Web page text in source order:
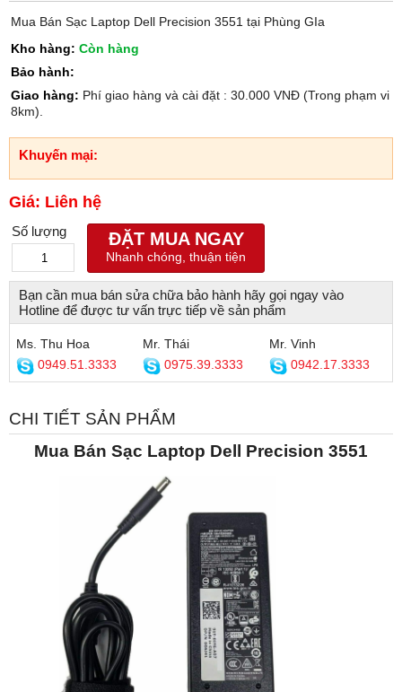
Mua Bán Sạc Laptop Dell Precision 3551 tại Phùng GIa
Kho hàng: Còn hàng
Bảo hành:
Giao hàng: Phí giao hàng và cài đặt : 30.000 VNĐ (Trong phạm vi
8km).
Khuyến mại:
Giá: Liên hệ
Số lượng ĐẶT MUA NGAY
Nhanh chóng, thuận tiện
Bạn cần mua bán sửa chữa bảo hành hãy gọi ngay vào
Hotline để được tư vấn trực tiếp về sản phẩm
Ms. Thu Hoa
0949.51.3333
Mr. Thái
0975.39.3333
Mr. Vinh
0942.17.3333
CHI TIẾT SẢN PHẨM
Mua Bán Sạc Laptop Dell Precision 3551